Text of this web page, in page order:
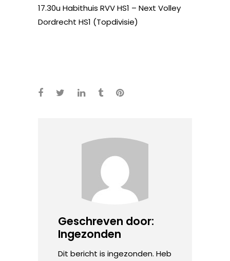
17.30u Habithuis RVV HS1 – Next Volley
Dordrecht HS1 (Topdivisie)
Geschreven door:
Ingezonden
Dit bericht is ingezonden. Heb